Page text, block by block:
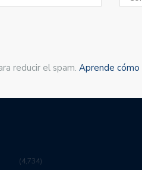
reducir el spam. Aprende
4,734